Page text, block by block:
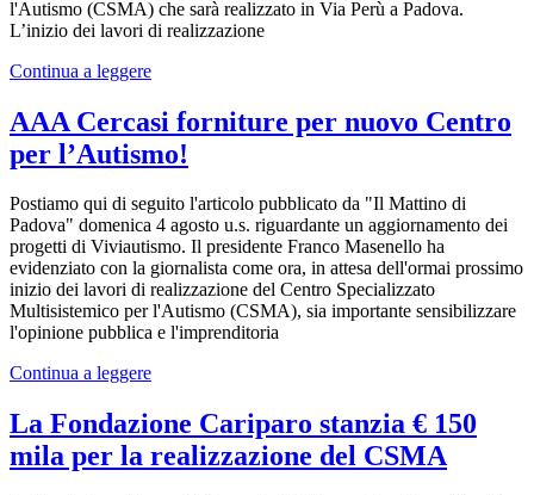
l'Autismo (CSMA) che sarà realizzato in Via Perù a Padova.
L’inizio dei lavori di realizzazione
Continua a leggere
AAA Cercasi forniture per nuovo Centro
per l’Autismo!
Postiamo qui di seguito l'articolo pubblicato da "Il Mattino di
Padova" domenica 4 agosto u.s. riguardante un aggiornamento dei
progetti di Viviautismo. Il presidente Franco Masenello ha
evidenziato con la giornalista come ora, in attesa dell'ormai prossimo
inizio dei lavori di realizzazione del Centro Specializzato
Multisistemico per l'Autismo (CSMA), sia importante sensibilizzare
l'opinione pubblica e l'imprenditoria
Continua a leggere
La Fondazione Cariparo stanzia € 150
mila per la realizzazione del CSMA